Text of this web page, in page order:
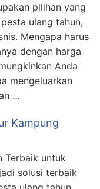
pilihan yang
ulang tahun,
Mengapa harus
dengan harga
Anda
mengeluarkan
…
Kampung
Terbaik untuk
solusi terbaik